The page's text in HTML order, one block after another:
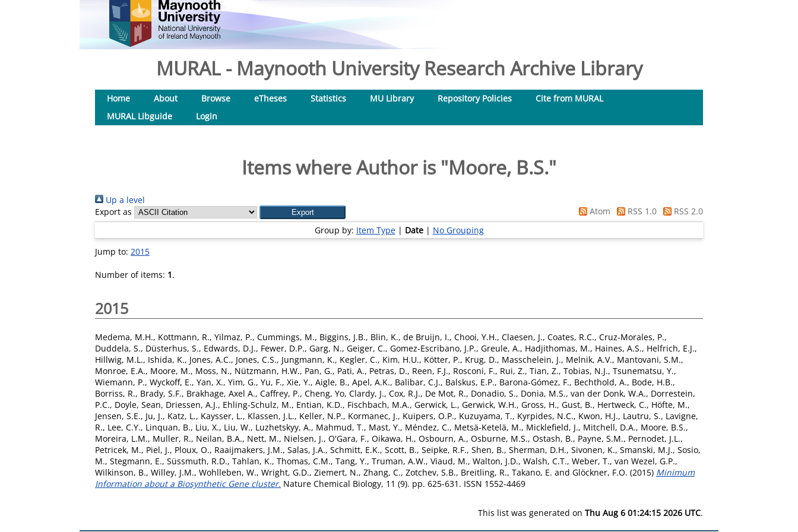
MURAL - Maynooth University Research Archive Library
Home About Browse eTheses Statistics MU Library Repository Policies
Cite from MURAL
MURAL Libguide
Login
Items where Author is "Moore, B.S."
Up a level
Export as
Atom RSS 1.0
RSS 2.0
Group by: Item Type| Date| No Grouping
Jump to: 2015
Number of items: 1.
2015
Medema, M.H., Kottmann, R., Yilmaz, P., Cummings, M., Biggins, J.B., Blin, K., de Bruijn, I., Chooi, Y.H., Claesen, J., Coates, R.C., Cruz-Morales, P.,
Duddela, S., Düsterhus, S., Edwards, D.J., Fewer, D.P., Garg, N., Geiger, C., Gomez-Escribano, J.P., Greule, A., Hadjithomas, M., Haines, A.S., Helfrich, E.J.,
Hillwig, M.L., Ishida, K., Jones, A.C., Jones, C.S., Jungmann, K., Kegler, C., Kim, H.U., Kötter, P., Krug, D., Masschelein, J., Melnik, A.V., Mantovani, S.M.,
Monroe, E.A., Moore, M., Moss, N., Nützmann, H.W., Pan, G., Pati, A., Petras, D., Reen, F.J., Rosconi, F., Rui, Z., Tian, Z., Tobias, N.J., Tsunematsu, Y.,
Wiemann, P., Wyckoff, E., Yan, X., Yim, G., Yu, F., Xie, Y., Aigle, B., Apel, A.K., Balibar, C.J., Balskus, E.P., Barona-Gómez, F., Bechthold, A., Bode, H.B.,
Borriss, R., Brady, S.F., Brakhage, Axel A., Caffrey, P., Cheng, Yo, Clardy, J., Cox, R.J., De Mot, R., Donadio, S., Donia, M.S., van der Donk, W.A., Dorrestein,
P.C., Doyle, Sean, Driessen, A.J., Ehling-Schulz, M., Entian, K.D., Fischbach, M.A., Gerwick, L., Gerwick, W.H., Gross, H., Gust, B., Hertweck, C., Höfte, M.,
Jensen, S.E., Ju, J., Katz, L., Kaysser, L., Klassen, J.L., Keller, N.P., Kormanec, J., Kuipers, O.P., Kuzuyama, T., Kyrpides, N.C., Kwon, H.J., Lautru, S., Lavigne,
R., Lee, C.Y., Linquan, B., Liu, X., Liu, W., Luzhetskyy, A., Mahmud, T., Mast, Y., Méndez, C., Metsä-Ketelä, M., Micklefield, J., Mitchell, D.A., Moore, B.S.,
Moreira, L.M., Muller, R., Neilan, B.A., Nett, M., Nielsen, J., O'Gara, F., Oikawa, H., Osbourn, A., Osburne, M.S., Ostash, B., Payne, S.M., Pernodet, J.L.,
Petricek, M., Piel, J., Ploux, O., Raaijmakers, J.M., Salas, J.A., Schmitt, E.K., Scott, B., Seipke, R.F., Shen, B., Sherman, D.H., Sivonen, K., Smanski, M.J., Sosio,
M., Stegmann, E., Süssmuth, R.D., Tahlan, K., Thomas, C.M., Tang, Y., Truman, A.W., Viaud, M., Walton, J.D., Walsh, C.T., Weber, T., van Wezel, G.P.,
Wilkinson, B., Willey, J.M., Wohlleben, W., Wright, G.D., Ziemert, N., Zhang, C., Zotchev, S.B., Breitling, R., Takano, E. and Glöckner, F.O. (2015) Minimum
Information about a Biosynthetic Gene cluster. Nature Chemical Biology, 11 (9). pp. 625-631. ISSN 1552-4469
This list was generated on Thu Aug 6 01:24:15 2026 UTC.